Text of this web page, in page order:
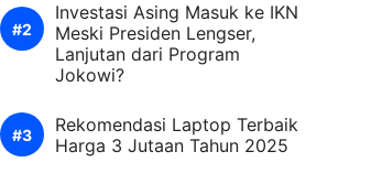
Investasi Asing Masuk ke IKN
Meski Presiden Lengser,
Lanjutan dari Program
Jokowi?
Rekomendasi Laptop Terbaik
Harga 3 Jutaan Tahun 2025